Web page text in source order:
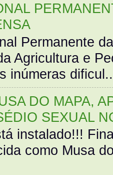
Permanente
Agricultura e
inúmeras
DO MAPA,
SEXUAL
instalado!!!
como Musa